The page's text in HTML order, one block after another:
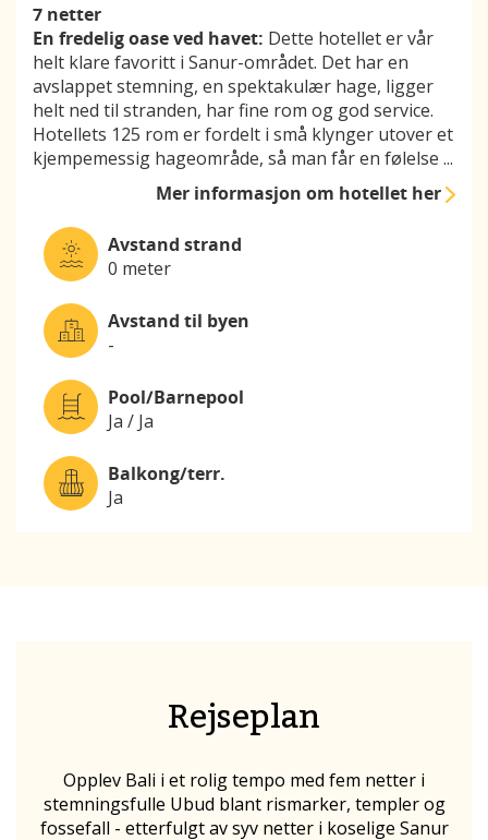
7 netter
En fredelig oase ved havet: Dette hotellet er vår
helt klare favoritt i Sanur-området. Det har en
avslappet stemning, en spektakulær hage, ligger
helt ned til stranden, har fine rom og god service.
Hotellets 125 rom er fordelt i små klynger utover et
kjempemessig hageområde, så man får en følelse ...
Mer informasjonom hotellet her
Avstand strand
0 meter
Avstand til byen
-
Pool/Barnepool
Ja / Ja
Balkong/terr.
Ja
Rejseplan
Opplev Bali i et rolig tempo med fem netter i
stemningsfulle Ubud blant rismarker, templer og
fossefall - etterfulgt av syv netter i koselige Sanur